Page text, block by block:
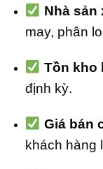
Nhà sản
may, phân
Tồn kho
định kỳ.
Giá bán
khách hàng